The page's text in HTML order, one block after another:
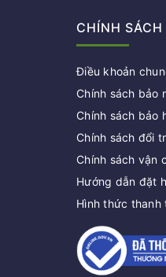
CHÍNH
Điều khoản
Chính sách bảo
Chính sách bảo
Chính sách đổi
Chính sách vận
Hướng dẫn đặt
Hình thức thanh